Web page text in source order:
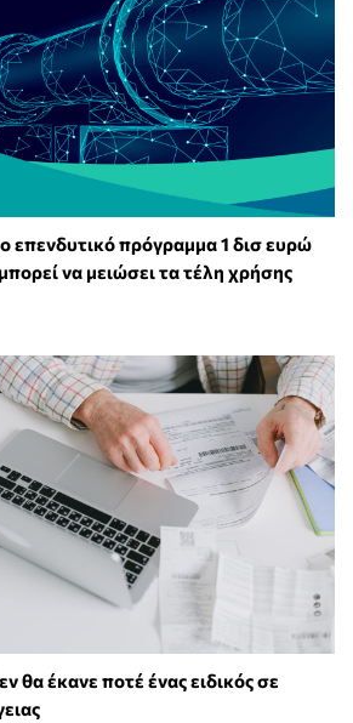
επενδυτικό πρόγραμμα 1 δισ ευρώ
να μειώσει τα τέλη χρήσης
θα έκανε ποτέ ένας ειδικός σε